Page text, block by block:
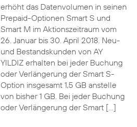
erhöht das Datenvolumen in seinen
Prepaid-Optionen Smart S und
Smart M im Aktionszeitraum vom
26. Januar bis 30. April 2018. Neu-
und Bestandskunden von AY
YILDIZ erhalten bei jeder Buchung
oder Verlängerung der Smart S-
Option insgesamt 1,5 GB anstelle
von bisher 1 GB. Bei jeder Buchung
oder Verlängerung der Smart […]